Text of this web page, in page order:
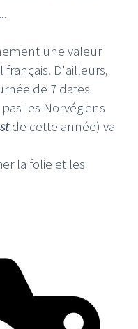
une valeur
D'ailleurs,
de 7 dates
pas les Norvégiens
de cette année) va
la folie et les